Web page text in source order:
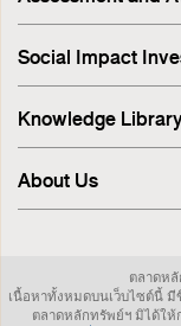
Stakeholder
ESG Risk
Sustainable
Environment
Innovation
Sustainability
Investor Relations
Corporate
SET ESG Ratings
FTSE Russell
ASEAN
Sustainability
Sustainability
IR Awards
Social Impact
Knowledge
About Us
ตลาดห
เนื้อหาทั้งหมดบนเว็บไซต์นี้ มี
ตลาดหลักทรัพย์ฯ มิได้ให้